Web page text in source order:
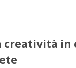
creatività in